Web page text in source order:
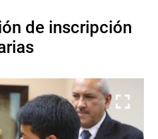
de inscripción